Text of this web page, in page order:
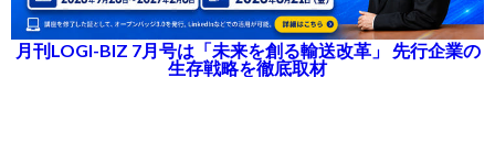
月刊LOGI-BIZ 7月号は「未来を創る輸送改革」 先行企業の
生存戦略を徹底取材